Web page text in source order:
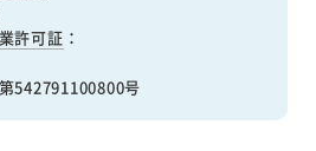
許可証 ：
第542791100800号